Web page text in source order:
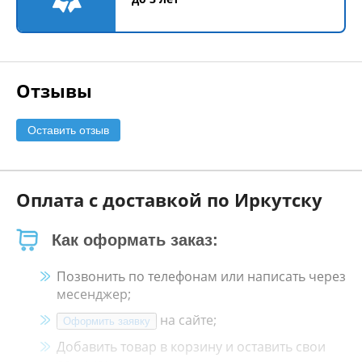
Отзывы
Оставить отзыв
Оплата с доставкой по Иркутску
Как оформать заказ:
Позвонить по телефонам или написать через
месенджер;
Оформить заявку
на сайте;
Добавить товар в корзину и оставить свои